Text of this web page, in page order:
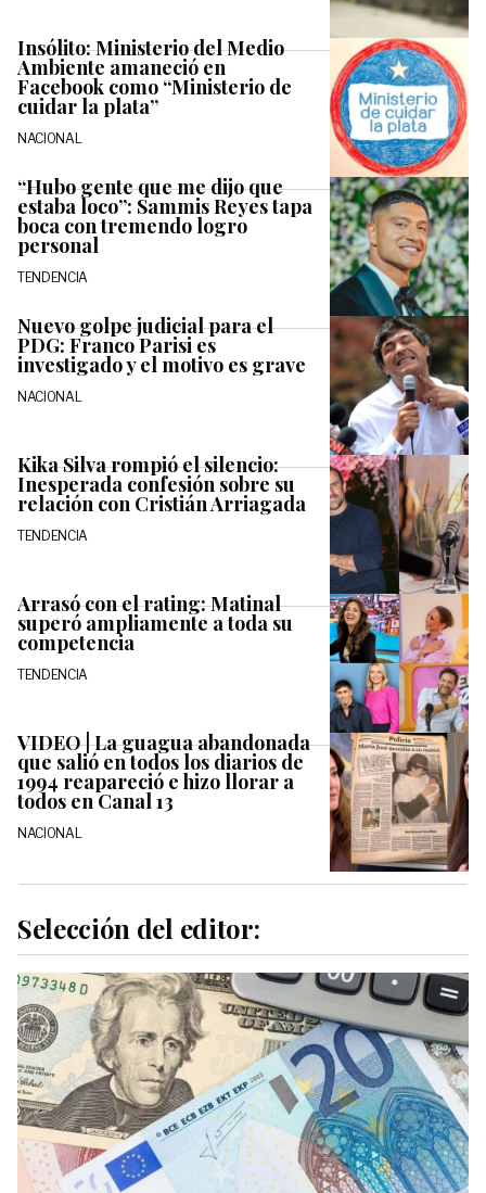
Insólito: Ministerio del Medio
Ambiente amaneció en
Facebook como “Ministerio de
cuidar la plata”
NACIONAL
“Hubo gente que me dijo que
estaba loco”: Sammis Reyes tapa
boca con tremendo logro
personal
TENDENCIA
Nuevo golpe judicial para el
PDG: Franco Parisi es
investigado y el motivo es grave
NACIONAL
Kika Silva rompió el silencio:
Inesperada confesión sobre su
relación con Cristián Arriagada
TENDENCIA
Arrasó con el rating: Matinal
superó ampliamente a toda su
competencia
TENDENCIA
VIDEO | La guagua abandonada
que salió en todos los diarios de
1994 reapareció e hizo llorar a
todos en Canal 13
NACIONAL
Selección del editor: